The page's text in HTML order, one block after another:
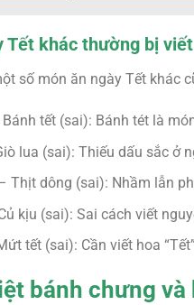
Tết khác thường bị
số món ăn ngày Tết khác
tết (sai): Bánh tét là
lua (sai): Thiếu dấu sắc ở
Thịt dông (sai): Nhầm lẫn
kịu (sai): Sai cách viết
tết (sai): Cần viết hoa
bánh chưng và